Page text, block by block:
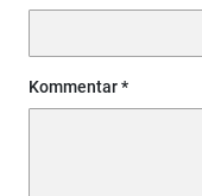
Kommentar